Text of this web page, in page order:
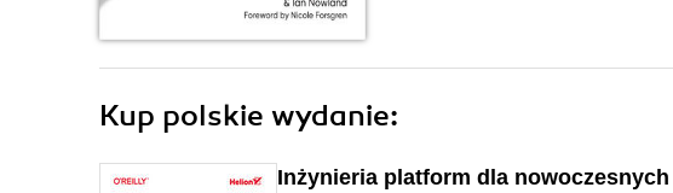
Kup polskie wydanie:
Inżynieria platform dla